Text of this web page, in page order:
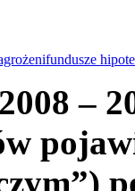
fundusze
–